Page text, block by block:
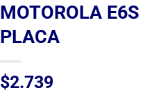
MOTOROLA E6S
PLACA
$2.739